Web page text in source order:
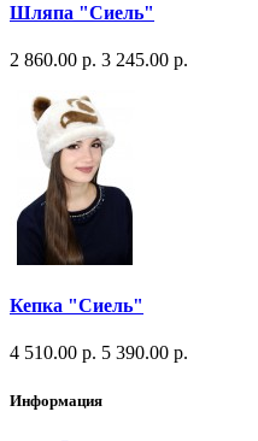
Шляпа "Сиель"
2 860.00 р. 3 245.00 р.
Кепка "Сиель"
4 510.00 р. 5 390.00 р.
Информация